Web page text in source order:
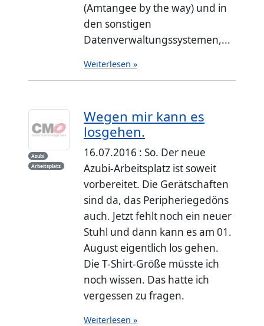
(Amtangee by the way) und in
den sonstigen
Datenverwaltungssystemen,...
Weiterlesen »
Azubi
Arbeitsplatz
Wegen mir kann es
losgehen.
16.07.2016 : So. Der neue
Azubi-Arbeitsplatz ist soweit
vorbereitet. Die Gerätschaften
sind da, das Peripheriegedöns
auch. Jetzt fehlt noch ein neuer
Stuhl und dann kann es am 01.
August eigentlich los gehen.
Die T-Shirt-Größe müsste ich
noch wissen. Das hatte ich
vergessen zu fragen.
Weiterlesen »